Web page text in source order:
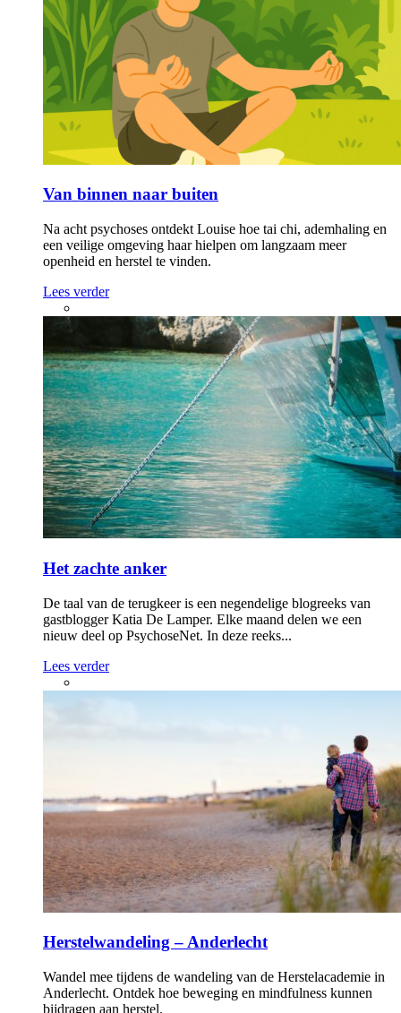
Van binnen naar buiten
Na acht psychoses ontdekt Louise hoe tai chi, ademhaling en
een veilige omgeving haar hielpen om langzaam meer
openheid en herstel te vinden.
Lees verder
Het zachte anker
De taal van de terugkeer is een negendelige blogreeks van
gastblogger Katia De Lamper. Elke maand delen we een
nieuw deel op PsychoseNet. In deze reeks...
Lees verder
Herstelwandeling – Anderlecht
Wandel mee tijdens de wandeling van de Herstelacademie in
Anderlecht. Ontdek hoe beweging en mindfulness kunnen
bijdragen aan herstel.